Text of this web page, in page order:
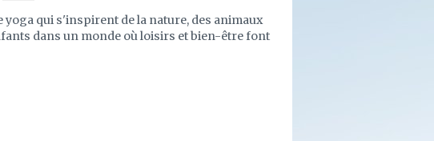
qui s'inspirent de la nature, des animaux
dans un monde où loisirs et bien-être font